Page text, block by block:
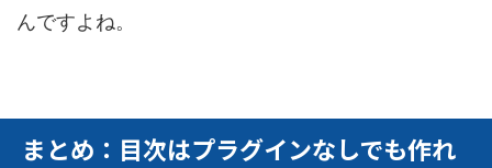
んですよね。
まとめ：目次はプラグインなしでも作れ